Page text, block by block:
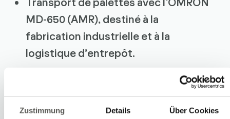
Zustimmung Details Über Cookies
MD-650 (AMR), destiné à la
fabrication industrielle et à la
logistique d’entrepôt.
Parallèlement aux démonstrations,
plusieurs conférences ont apporté un